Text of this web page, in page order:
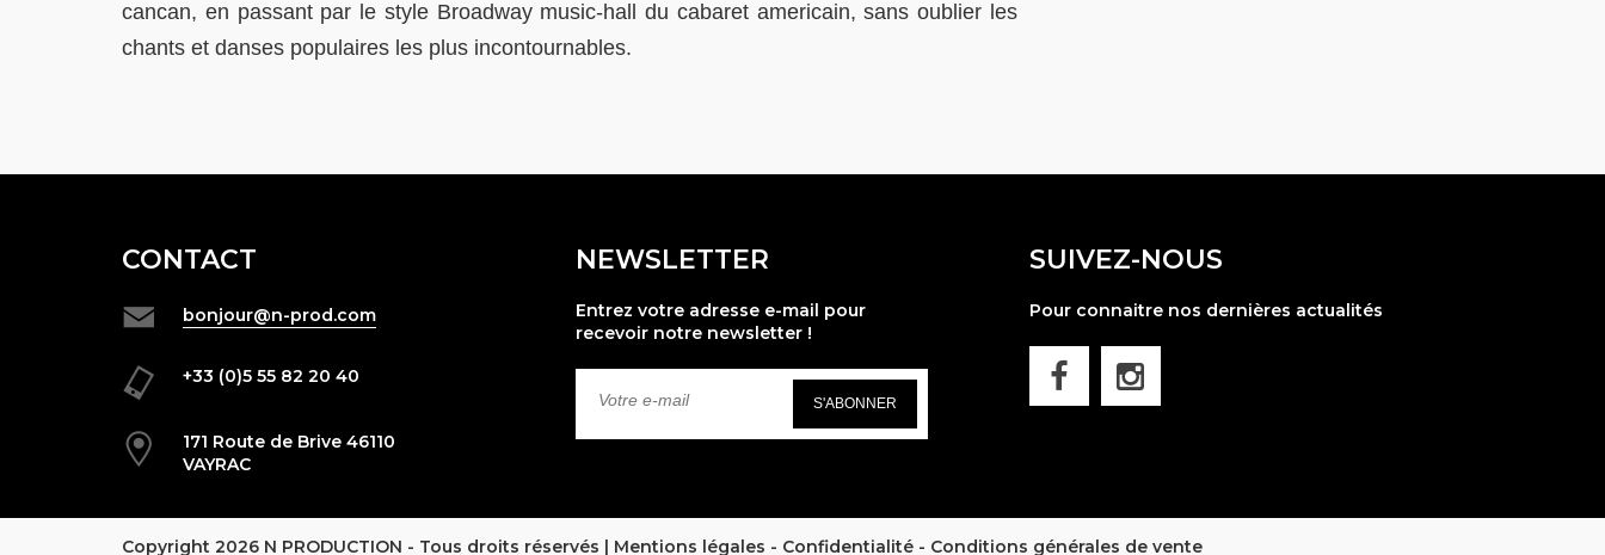
cancan, en passant par le style Broadway music-hall du cabaret americain, sans oublier les
chants et danses populaires les plus incontournables.
CONTACT
bonjour@n-prod.com
+33 (0)5 55 82 20 40
171 Route de Brive 46110
VAYRAC
NEWSLETTER
Entrez votre adresse e-mail pour
recevoir notre newsletter !
S'ABONNER
SUIVEZ-NOUS
Pour connaitre nos dernières actualités
Copyright 2026 N PRODUCTION - Tous droits réservés | Mentions légales - Confidentialité - Conditions générales de vente